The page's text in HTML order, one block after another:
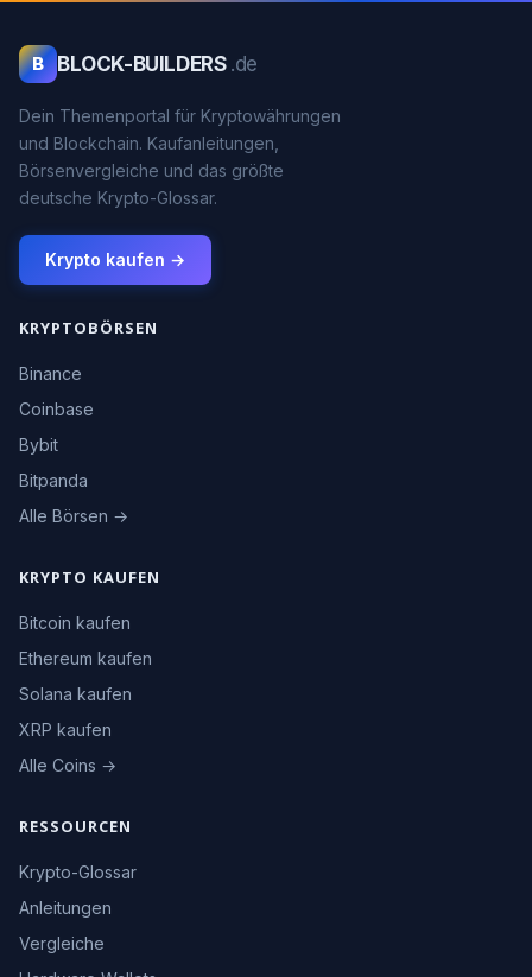
B BLOCK-BUILDERS .de
Dein Themenportal für Kryptowährungen
und Blockchain. Kaufanleitungen,
Börsenvergleiche und das größte
deutsche Krypto-Glossar.
Krypto kaufen →
KRYPTOBÖRSEN
Binance
Coinbase
Bybit
Bitpanda
Alle Börsen →
KRYPTO KAUFEN
Bitcoin kaufen
Ethereum kaufen
Solana kaufen
XRP kaufen
Alle Coins →
RESSOURCEN
Krypto-Glossar
Anleitungen
Vergleiche